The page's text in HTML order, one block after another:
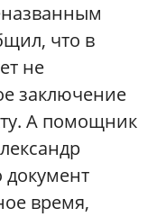
что в
не
заключение
А помощник
документ
время,